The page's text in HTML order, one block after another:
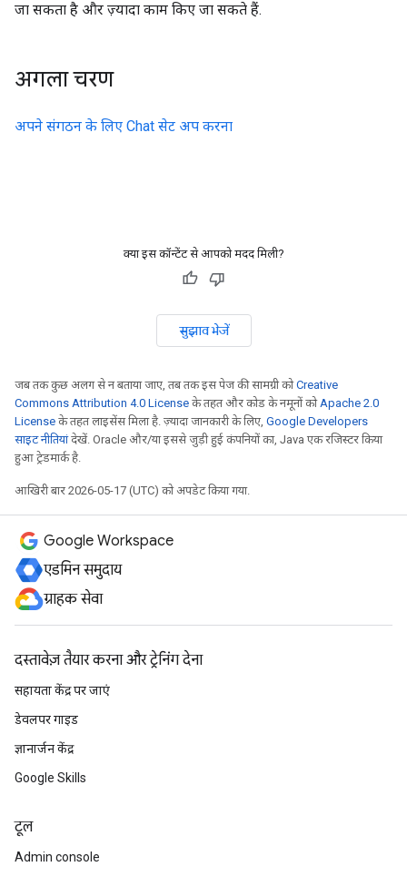
जा सकता है और ज़्यादा काम किए जा सकते हैं.
अगला चरण
अपने संगठन के लिए Chat सेट अप करना
क्या इस कॉन्टेंट से आपको मदद मिली?
सुझाव भेजें
जब तक कुछ अलग से न बताया जाए, तब तक इस पेज की सामग्री कोCreative
Commons Attribution 4.0 License के तहत और कोड के नमूनों कोApache 2.0
License के तहत लाइसेंस मिला है. ज़्यादा जानकारी के लिए, Google Developers
साइट नीतियांदेखें. Oracle और/या इससे जुड़ी हुई कंपनियों का, Java एक रजिस्टर किया
हुआ ट्रेडमार्क है.
आखिरी बार 2026-05-17 (UTC) को अपडेट किया गया.
Google Workspace
एडमिन समुदाय
ग्राहक सेवा
दस्तावेज़ तैयार करना और ट्रेनिंग देना
सहायता केंद्र पर जाएं
डेवलपर गाइड
ज्ञानार्जन केंद्र
Google Skills
टूल
Admin console